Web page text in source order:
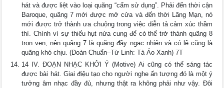
hát và được liệt vào loại quãng “cấm sử dụng”. Phải đến thời cận
Baroque, quãng 7 mới được mở cửa và đến thời Lãng Mạn, nó
mới được trở thành ưa chuộng trong việc diễn tả cảm xúc thầm
thì. Chính vì sự thiếu hụt nửa cung để có thể trở thành quãng 8
trọn vẹn, nên quãng 7 là quãng đầy ngạc nhiên và có lẽ cũng là
quãng khó chịu. (Đoàn Chuẩn–Từ Linh: Tà Áo Xanh) 7T
14 IV. ĐOẠN NHẠC KHỞI Ý (Motive) Ai cũng có thể sáng tác
được bài hát. Giai điệu tạo cho người nghe ấn tượng đó là một ý
tưởng âm nhạc đầy đủ, nhưng thật ra không phải như vậy. Đôi